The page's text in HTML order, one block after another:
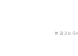
본 광고는